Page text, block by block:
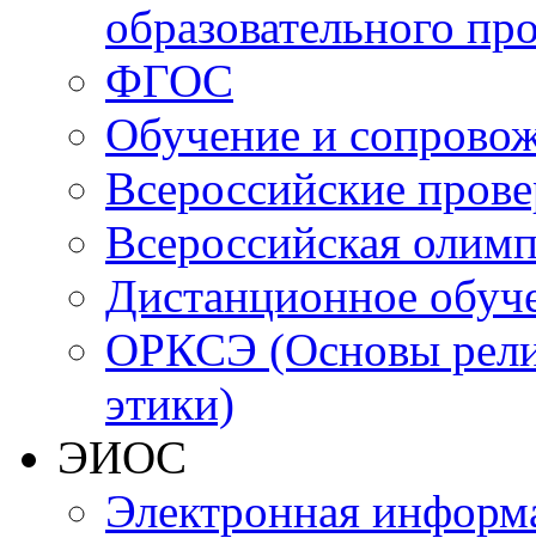
образовательного
ФГОС
Обучение и
Всероссийские
Всероссийская
Дистанционное
ОРКСЭ (Основы
этики)
ЭИОС
Электронная